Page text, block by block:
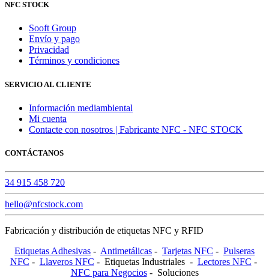
NFC STOCK
Sooft Group
Envío y pago
Privacidad
Términos y condiciones
SERVICIO AL CLIENTE
Información mediambiental
Mi cuenta
Contacte con nosotros | Fabricante NFC - NFC STOCK
CONTÁCTANOS
34 915 458 720
hello@nfcstock.com
Fabricación y distribución de etiquetas NFC y RFID
Etiquetas Adhesivas - Antimetálicas - Tarjetas NFC - Pulseras
NFC - Llaveros NFC - Etiquetas Industriales - Lectores NFC -
NFC para Negocios- Soluciones